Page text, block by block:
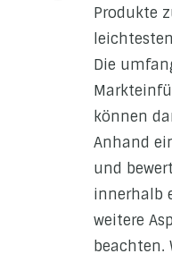
Produkte
Die
können
Anhand
und
innerhalb
weitere
beachten.